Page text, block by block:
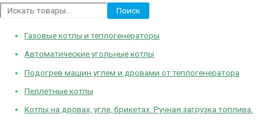
Поиск
Газовые котлы и теплогенераторы
Автоматические угольные котлы
Подогрев машин углем и дровами от теплогенератора
Пеллетные котлы
Котлы на дровах, угле, брикетах. Ручная загрузка топлива.